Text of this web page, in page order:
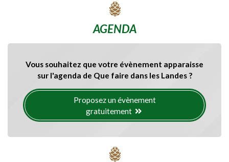
AGENDA
Vous souhaitez que votre évènement apparaisse
sur l'agenda de Que faire dans les Landes ?
Proposez un évènement
gratuitement